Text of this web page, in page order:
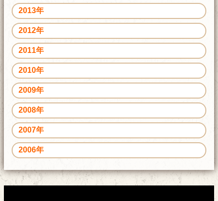
2013年
2012年
2011年
2010年
2009年
2008年
2007年
2006年